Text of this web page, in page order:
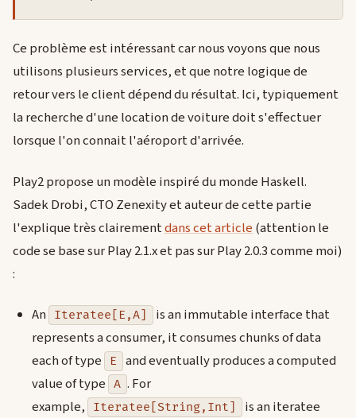
Ce problème est intéressant car nous voyons que nous
utilisons plusieurs services, et que notre logique de
retour vers le client dépend du résultat. Ici, typiquement
la recherche d'une location de voiture doit s'effectuer
lorsque l'on connait l'aéroport d'arrivée.
Play2 propose un modèle inspiré du monde Haskell.
Sadek Drobi, CTO Zenexity et auteur de cette partie
l'explique très clairementdans cet article(attention le
code se base sur Play 2.1.x et pas sur Play 2.0.3 comme moi)
:
An Iteratee[E,A]
is an immutable interface that
represents a consumer, it consumes chunks of data
each of type
E
and eventually produces a computed
value of type A . For
example,
Iteratee[String,Int]
is an iteratee